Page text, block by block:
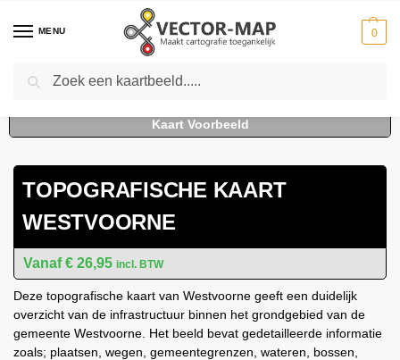
MENU 0
Home Kaarten - Topografische kaarten
TOPOGRAFISCHE KAART
WESTVOORNE
€ 26,95 incl. BTW
Deze topografische kaart van Westvoorne geeft een duidelijk
overzicht van de infrastructuur binnen het grondgebied van de
gemeente Westvoorne. Het beeld bevat gedetailleerde informatie
zoals; plaatsen, wegen, gemeentegrenzen, wateren, bossen,